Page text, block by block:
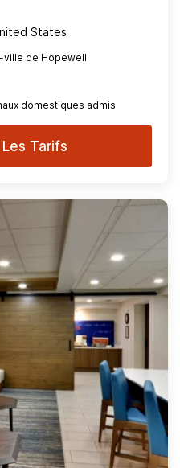
States
ville de Hopewell
domestiques admis
Tarifs